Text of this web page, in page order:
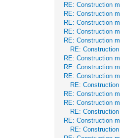
RE: Construction
RE: Construction
RE: Construction
RE: Construction
RE: Construction
RE:
RE: Construction
RE: Construction
RE: Construction
RE:
RE: Construction
RE: Construction
RE:
RE: Construction
RE: